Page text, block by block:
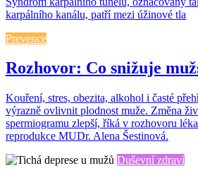
karpálního kanálu, patří mezi úžinové tla
Prevence
Rozhovor: Co snižuje
Kouření, stres, obezita, alkohol i časté
výrazně ovlivnit plodnost muže. Změna
spermiogramu zlepší, říká v rozhovoru
reprodukce MUDr. Alena Šestinová.
Duševní zdraví